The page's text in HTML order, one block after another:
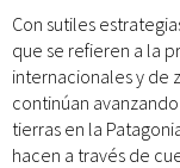
Con sutiles
que se refieren a la
internacionales y de
continúan
tierras en la
hacen a través de